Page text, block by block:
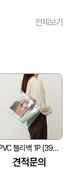
전체보기
PVC 젤리백 1P (390x300mm)
견적문의